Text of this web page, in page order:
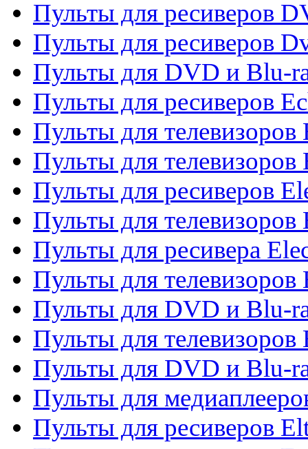
Пульты для ресиверов
Пульты для ресиверов
Пульты для DVD и Blu-
Пульты для ресиверов
Пульты для телевизоров
Пульты для телевизоров
Пульты для ресиверов
Пульты для телевизоров
Пульты для ресивера
Пульты для телевизоров
Пульты для DVD и Blu-
Пульты для телевизоров
Пульты для DVD и Blu-
Пульты для
Пульты для ресиверов